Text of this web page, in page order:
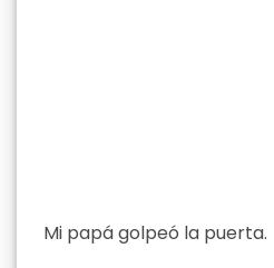
Mi papá golpeó la puerta.